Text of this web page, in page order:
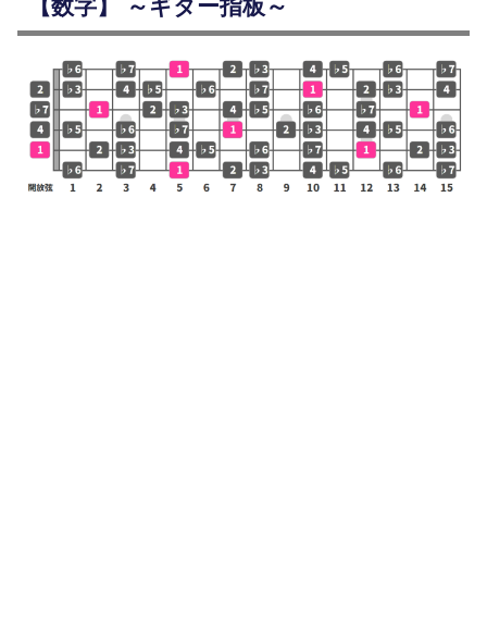
【数字】 ～ギター指板～